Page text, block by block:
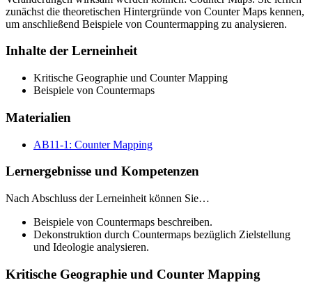
zunächst die theoretischen Hintergründe von Counter Maps kennen,
um anschließend Beispiele von Countermapping zu analysieren.
Inhalte der Lerneinheit
Kritische Geographie und Counter Mapping
Beispiele von Countermaps
Materialien
AB11-1: Counter Mapping
Lernergebnisse und Kompetenzen
Nach Abschluss der Lerneinheit können Sie…
Beispiele von Countermaps beschreiben.
Dekonstruktion durch Countermaps bezüglich Zielstellung
und Ideologie analysieren.
Kritische Geographie und Counter Mapping